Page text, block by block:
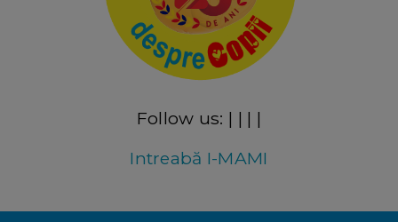
Follow us: | | | |
Intreabă I-MAMI